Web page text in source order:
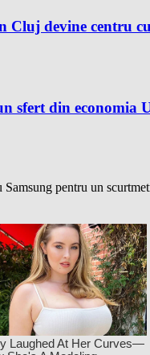
Cluj devine centru
sfert din
pentru un